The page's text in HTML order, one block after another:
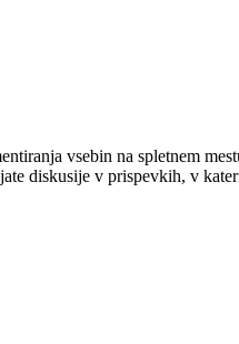
vsebin na spletnem
diskusije v prispevkih, v